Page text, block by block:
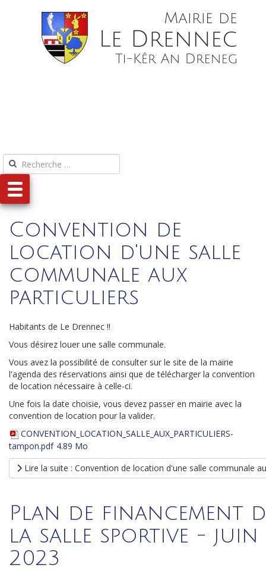
Aller au contenu Aller au menu
Convention de
location d'une salle
communale aux
particuliers
Habitants de Le Drennec !!
Vous désirez louer une salle communale.
Vous avez la possibilité de consulter sur le site de la mairie
l'agenda des réservations ainsi que de télécharger la convention
de location nécessaire à celle-ci.
Une fois la date choisie, vous devez passer en mairie avec la
convention de location pour la valider.
CONVENTION_LOCATION_SALLE_AUX_PARTICULIERS-
tampon.pdf 4.89 Mo
Lire la suite : Convention de location d'une salle communale
Plan de financement
la salle sportive - juin
2023